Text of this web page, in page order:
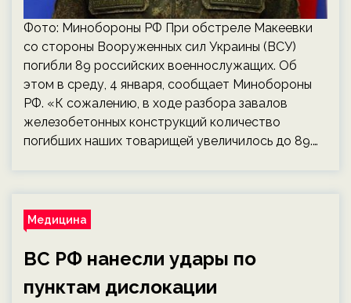
Фото: Минобороны РФ При обстреле Макеевки
со стороны Вооруженных сил Украины (ВСУ)
погибли 89 российских военнослужащих. Об
этом в среду, 4 января, сообщает Минобороны
РФ. «К сожалению, в ходе разбора завалов
железобетонных конструкций количество
погибших наших товарищей увеличилось до 89.…
Медицина
ВС РФ нанесли удары по
пунктам дислокации